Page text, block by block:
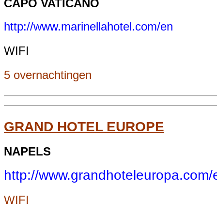
CAPO VATICANO
http://www.marinellahotel.com/en
WIFI
5 overnachtingen
GRAND HOTEL EUROPE
NAPELS
http://
WIFI